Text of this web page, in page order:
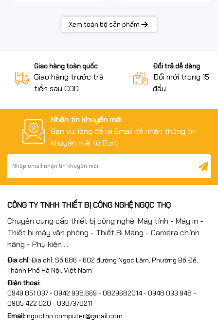
Xem toàn bộ sản phẩm
Giao hàng toàn quốc
Giao hàng trước trả
tiền sau COD
Đổi trả dễ dàng
Đổi mới trong 15
đầu
Nhận tin khuyến mãi
Bạn vui lòng để lại Email để nhận thông tin
khuyến mãi từ Euro
CÔNG TY TNHH THIẾT BỊ CÔNG NGHỆ NGỌC THỌ
Chuyên cung cấp thiết bị công nghệ: Máy tính - Máy in -
Thiết bị máy văn phòng - Thiết Bị Mạng - Camera chính
hãng - Phụ kiện ...
Địa chỉ:Địa chỉ: Số 686 - 602 đường Ngọc Lâm, Phường Bồ Đề,
Thành Phố Hà Nội, Việt Nam
Điện thoại:
0949.851.037 - 0942.938.669 - 0829682014 - 0948.033.948 -
0985 422 020 - 0387378211
Email:ngoctho.computer@gmail.com